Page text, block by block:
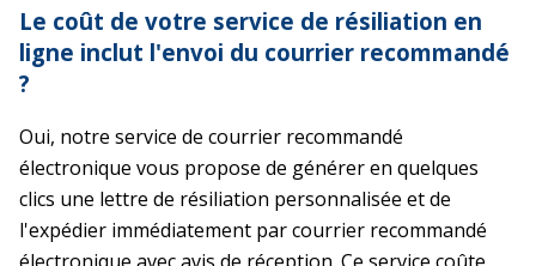
Le coût de votre service de résiliation en
ligne inclut l'envoi du courrier recommandé
?
Oui, notre service de courrier recommandé
électronique vous propose de générer en quelques
clics une lettre de résiliation personnalisée et de
l'expédier immédiatement par courrier recommandé